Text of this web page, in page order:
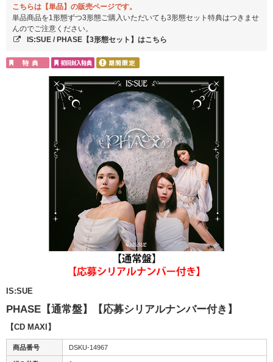
こちらは【単品】の販売ページです。
単品商品を1形態ずつ3形態ご購入いただいても3形態セット特典はつきませ
んのでご注意ください。
IS:SUE / PHASE【3形態セット】はこちら
IS:SUE
PHASE【通常盤】【応募シリアルナンバー付き】
【CD MAXI】
商品番号 DSKU-14967